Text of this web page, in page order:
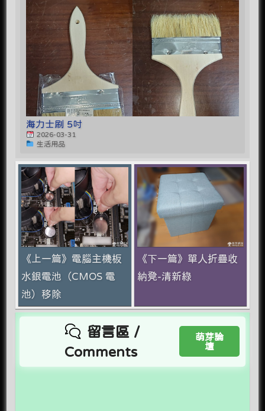
海力士刷 5吋
2026-03-31
生活用品
《上一篇》電腦主機板
水銀電池（CMOS 電
池）移除
《下一篇》單人折疊收
納凳-清新綠
留言區 /
Comments
萌芽論
壇